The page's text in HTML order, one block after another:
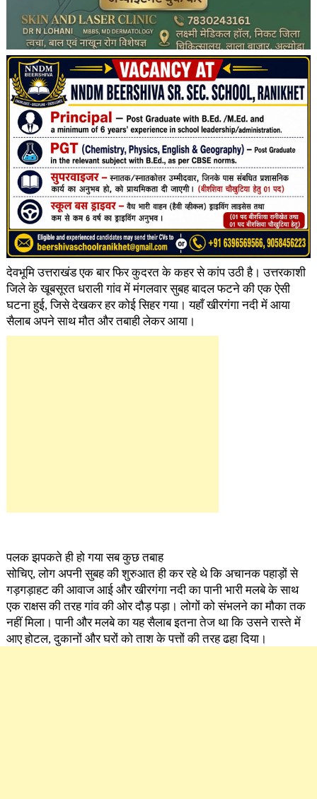
देवभूमि उत्तराखंड एक बार फिर कुदरत के कहर से कांप उठी है। उत्तरकाशी
जिले के खूबसूरत धराली गांव में मंगलवार सुबह बादल फटने की एक ऐसी
घटना हुई, जिसे देखकर हर कोई सिहर गया। यहाँ खीरगंगा नदी में आया
सैलाब अपने साथ मौत और तबाही लेकर आया।
पलक झपकते ही हो गया सब कुछ तबाह
सोचिए, लोग अपनी सुबह की शुरुआत ही कर रहे थे कि अचानक पहाड़ों से
गड़गड़ाहट की आवाज आई और खीरगंगा नदी का पानी भारी मलबे के साथ
एक राक्षस की तरह गांव की ओर दौड़ पड़ा। लोगों को संभलने का मौका तक
नहीं मिला। पानी और मलबे का यह सैलाब इतना तेज था कि उसने रास्ते में
आए होटल, दुकानों और घरों को ताश के पत्तों की तरह ढहा दिया।